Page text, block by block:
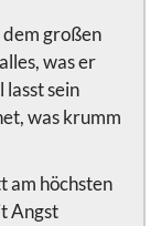
großen
was er
lasst sein
was krumm
am höchsten
Angst